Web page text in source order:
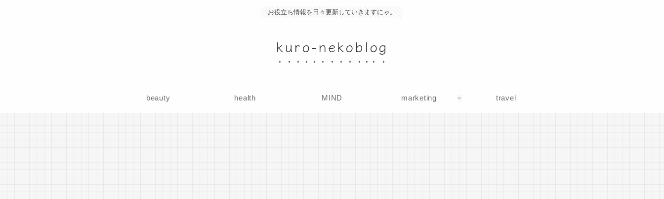
お役立ち情報を日々更新していきますにゃ。
kuro-nekoblog
beauty health MIND marketing travel